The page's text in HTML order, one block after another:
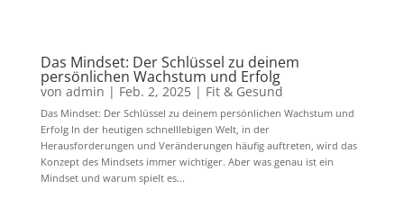
Das Mindset: Der Schlüssel zu deinem
persönlichen Wachstum und Erfolg
von admin | Feb. 2, 2025| Fit & Gesund
Das Mindset: Der Schlüssel zu deinem persönlichen Wachstum und
Erfolg In der heutigen schnelllebigen Welt, in der
Herausforderungen und Veränderungen häufig auftreten, wird das
Konzept des Mindsets immer wichtiger. Aber was genau ist ein
Mindset und warum spielt es...